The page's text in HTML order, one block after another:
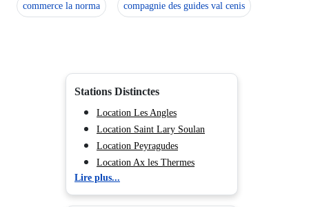
commerce la norma compagnie des guides val cenis
Stations Distinctes
Location Les Angles
Location Saint Lary Soulan
Location Peyragudes
Location Ax les Thermes
Location La Mongie
Lire plus...